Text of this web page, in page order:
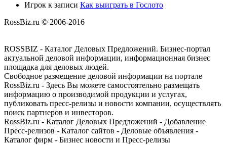
Игрок к записи Как выиграть в Гослото
RossBiz.ru © 2006-2016
ROSSBIZ - Каталог Деловых Предложений. Бизнес-портал
актуальной деловой информации, информационная бизнес
площадка для деловых людей.
Свободное размещение деловой информации на портале
RossBiz.ru - Здесь Вы можете самостоятельно размещать
информацию о производимой продукции и услугах,
публиковать пресс-релизы и новости компании, осуществлять
поиск партнеров и инвесторов.
RossBiz.ru - Каталог Деловых Предложений - Добавление
Пресс-релизов - Каталог сайтов - Деловые объявления -
Каталог фирм - Бизнес новости и Пресс-релизы